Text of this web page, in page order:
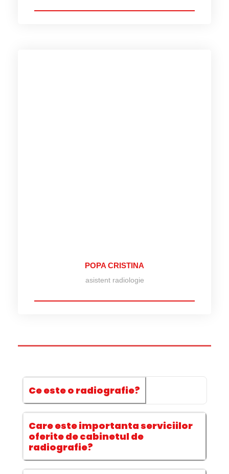
POPA CRISTINA
asistent radiologie
Ce este o radiografie?
Care este importanta serviciilor
oferite de cabinetul de
radiografie?